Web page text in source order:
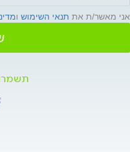
אני מאשר/ת את תנאי השימוש ו